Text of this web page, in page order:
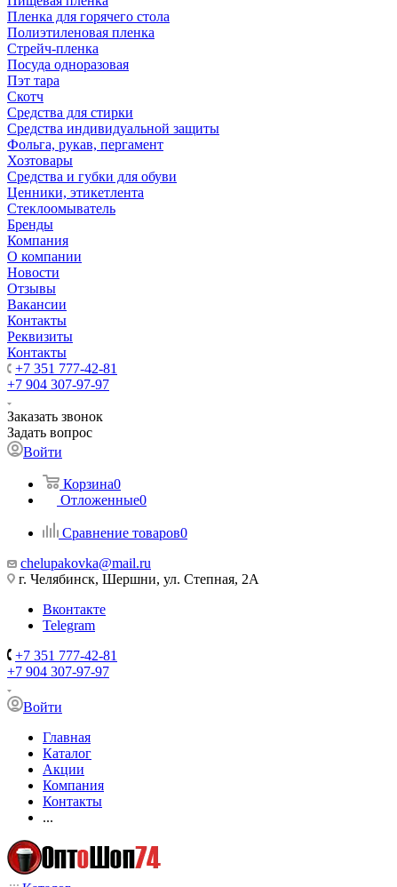
Пленка для горячего стола
Полиэтиленовая пленка
Стрейч-пленка
Посуда одноразовая
Пэт тара
Скотч
Средства для стирки
Средства индивидуальной защиты
Фольга, рукав, пергамент
Хозтовары
Средства и губки для обуви
Ценники, этикетлента
Стеклоомыватель
Бренды
Компания
О компании
Новости
Отзывы
Вакансии
Контакты
Реквизиты
Контакты
+7 351 777-42-81
+7 904 307-97-97
Заказать звонок
Задать вопрос
Войти
Корзина0
Отложенные0
Сравнение товаров0
chelupakovka@mail.ru
г. Челябинск, Шершни, ул. Степная, 2А
Вконтакте
Telegram
+7 351 777-42-81
+7 904 307-97-97
Войти
Главная
Каталог
Акции
Компания
Контакты
...